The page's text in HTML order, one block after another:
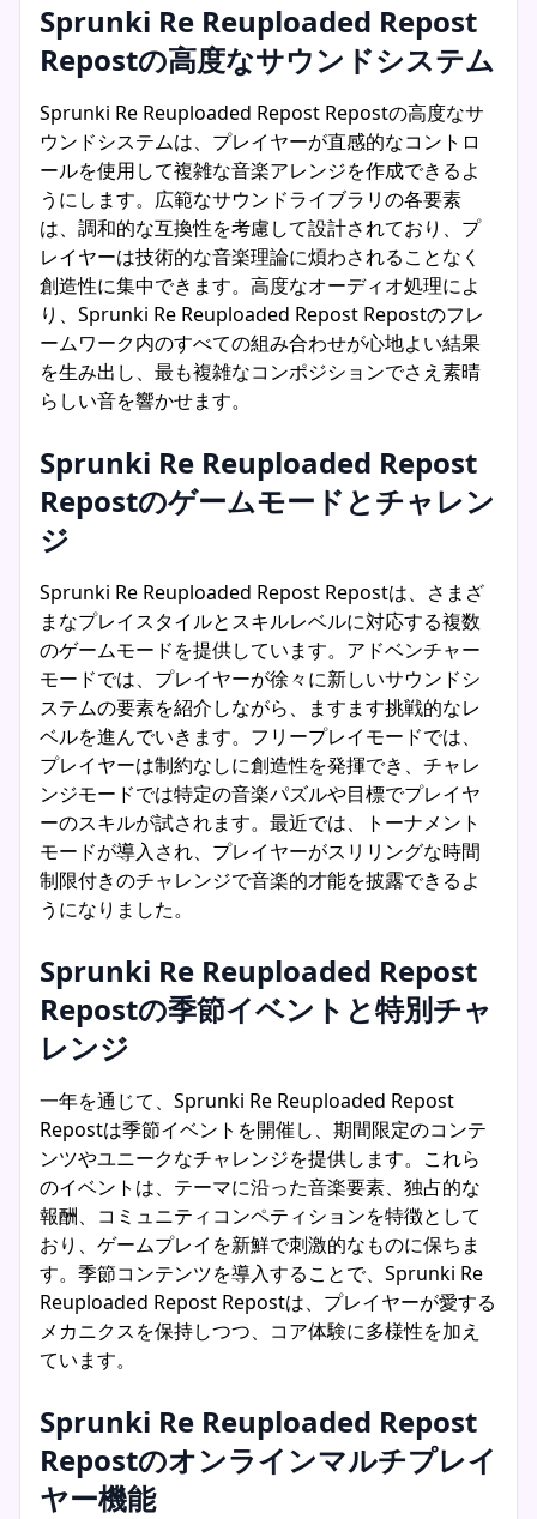
Sprunki Re Reuploaded Repost
Repostの高度なサウンドシステム
Sprunki Re Reuploaded Repost Repostの高度なサ
ウンドシステムは、プレイヤーが直感的なコントロ
ールを使用して複雑な音楽アレンジを作成できるよ
うにします。広範なサウンドライブラリの各要素
は、調和的な互換性を考慮して設計されており、プ
レイヤーは技術的な音楽理論に煩わされることなく
創造性に集中できます。高度なオーディオ処理によ
り、Sprunki Re Reuploaded Repost Repostのフレ
ームワーク内のすべての組み合わせが心地よい結果
を生み出し、最も複雑なコンポジションでさえ素晴
らしい音を響かせます。
Sprunki Re Reuploaded Repost
Repostのゲームモードとチャレン
ジ
Sprunki Re Reuploaded Repost Repostは、さまざ
まなプレイスタイルとスキルレベルに対応する複数
のゲームモードを提供しています。アドベンチャー
モードでは、プレイヤーが徐々に新しいサウンドシ
ステムの要素を紹介しながら、ますます挑戦的なレ
ベルを進んでいきます。フリープレイモードでは、
プレイヤーは制約なしに創造性を発揮でき、チャレ
ンジモードでは特定の音楽パズルや目標でプレイヤ
ーのスキルが試されます。最近では、トーナメント
モードが導入され、プレイヤーがスリリングな時間
制限付きのチャレンジで音楽的才能を披露できるよ
うになりました。
Sprunki Re Reuploaded Repost
Repostの季節イベントと特別チャ
レンジ
一年を通じて、Sprunki Re Reuploaded Repost
Repostは季節イベントを開催し、期間限定のコンテ
ンツやユニークなチャレンジを提供します。これら
のイベントは、テーマに沿った音楽要素、独占的な
報酬、コミュニティコンペティションを特徴として
おり、ゲームプレイを新鮮で刺激的なものに保ちま
す。季節コンテンツを導入することで、Sprunki Re
Reuploaded Repost Repostは、プレイヤーが愛する
メカニクスを保持しつつ、コア体験に多様性を加え
ています。
Sprunki Re Reuploaded Repost
Repostのオンラインマルチプレイ
ヤー機能